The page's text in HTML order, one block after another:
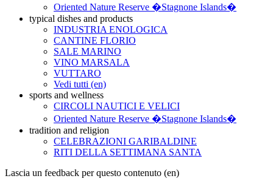
Oriented Nature Reserve �Stagnone Islands�
typical dishes and products
INDUSTRIA ENOLOGICA
CANTINE FLORIO
SALE MARINO
VINO MARSALA
VUTTARO
Vedi tutti (en)
sports and wellness
CIRCOLI NAUTICI E VELICI
Oriented Nature Reserve �Stagnone Islands�
tradition and religion
CELEBRAZIONI GARIBALDINE
RITI DELLA SETTIMANA SANTA
Lascia un feedback per questo contenuto (en)